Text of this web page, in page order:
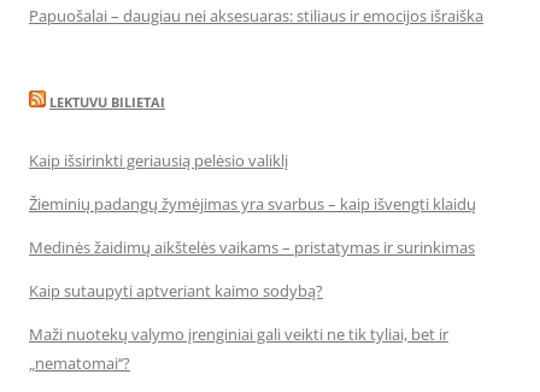
Papuošalai – daugiau nei aksesuaras: stiliaus ir emocijos išraiška
LEKTUVU BILIETAI
Kaip išsirinkti geriausią pelėsio valiklį
Žieminių padangų žymėjimas yra svarbus – kaip išvengti klaidų
Medinės žaidimų aikštelės vaikams – pristatymas ir surinkimas
Kaip sutaupyti aptveriant kaimo sodybą?
Maži nuotekų valymo įrenginiai gali veikti ne tik tyliai, bet ir
„nematomai‘‘?